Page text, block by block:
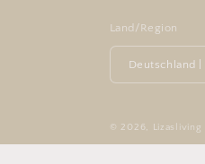
Land/Region
© 2026, Lizasliving